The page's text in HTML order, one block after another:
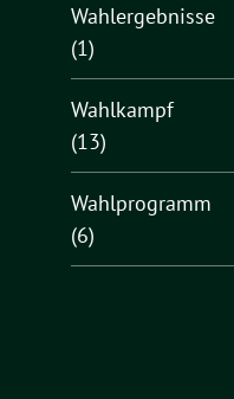
Wahlergebnisse
(1)
Wahlkampf
(13)
Wahlprogramm
(6)